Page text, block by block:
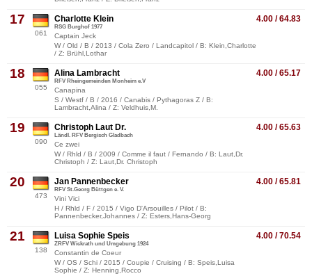
17
061
4.00 / 64.83
Charlotte Klein
RSG Burghof 1977
Captain Jeck
W / Old / B / 2013 / Cola Zero / Landcapitol / B: Klein,Charlotte
/ Z: Brühl,Lothar
18
055
4.00 / 65.17
Alina Lambracht
RFV Rheingemeinden Monheim e.V
Canapina
S / Westf / B / 2016 / Canabis / Pythagoras Z / B:
Lambracht,Alina / Z: Veldhuis,M.
19
090
4.00 / 65.63
Christoph Laut Dr.
Ländl. RFV Bergisch Gladbach
Ce zwei
W / Rhld / B / 2009 / Comme il faut / Fernando / B: Laut,Dr.
Christoph / Z: Laut,Dr. Christoph
20
473
4.00 / 65.81
Jan Pannenbecker
RFV St.Georg Büttgen e. V.
Vini Vici
H / Rhld / F / 2015 / Vigo D'Arsouilles / Pilot / B:
Pannenbecker,Johannes / Z: Esters,Hans-Georg
21
138
4.00 / 70.54
Luisa Sophie Speis
ZRFV Wickrath und Umgebung 1924
Constantin de Coeur
W / OS / Schi / 2015 / Coupie / Cruising / B: Speis,Luisa
Sophie / Z: Henning,Rocco